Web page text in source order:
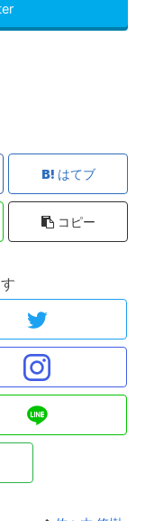
はてブ
コピー